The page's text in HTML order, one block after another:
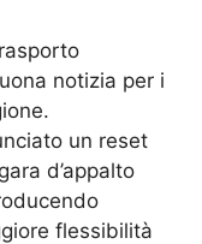
notizia per i
un reset
d’appalto
flessibilità